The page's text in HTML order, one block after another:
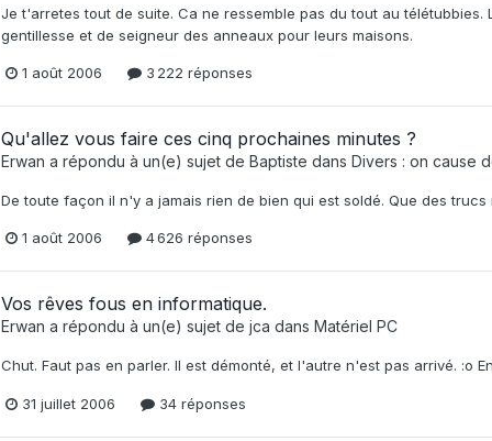
Je t'arretes tout de suite. Ca ne ressemble pas du tout au
gentillesse et de seigneur des anneaux pour leurs maisons.
1 août 2006 3 222 réponses
Qu'allez vous faire ces cinq prochaines minutes ?
Erwan a répondu à un(e) sujet de Baptiste dans Divers : on cause
De toute façon il n'y a jamais rien de bien qui est soldé. Que des trucs
1 août 2006 4 626 réponses
Vos rêves fous en informatique.
Erwan a répondu à un(e) sujet de jca dans Matériel PC
Chut. Faut pas en parler. Il est démonté, et l'autre n'est pas arrivé. :o
31 juillet 2006 34 réponses